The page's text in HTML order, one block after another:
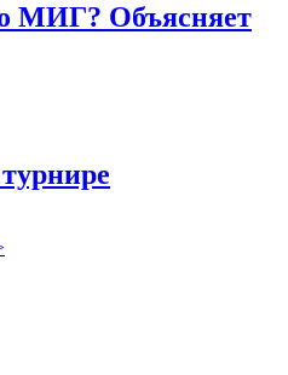
МИГ? Объясняет